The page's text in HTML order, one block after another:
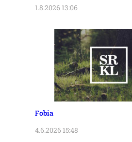
1.8.2026 13:06
Fobia
4.6.2026 15:48